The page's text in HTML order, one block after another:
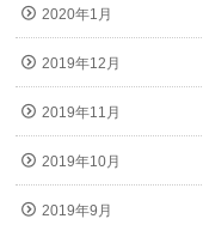
2020年1月
2019年12月
2019年11月
2019年10月
2019年9月